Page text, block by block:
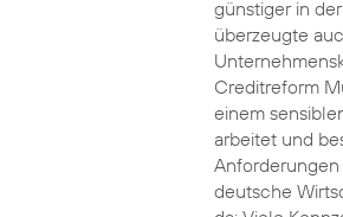
günstiger in
überzeugte
Creditreform
einem
arbeitet und
Anforderungen
deutsche